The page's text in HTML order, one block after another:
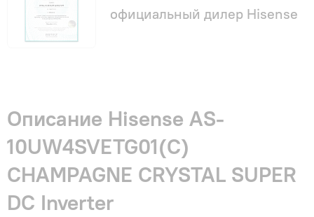
официальный дилер Hisense
Описание Hisense AS-
10UW4SVETG01(С)
CHAMPAGNE CRYSTAL SUPER
DC Inverter